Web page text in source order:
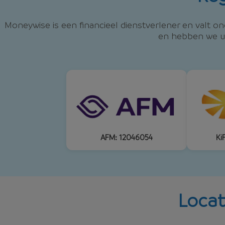
Moneywise is een financieel dienstverlener en valt
en hebben we
AFM: 12046054